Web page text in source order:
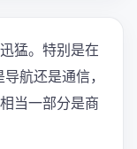
猛。特别是在
航还是通信，
当一部分是商